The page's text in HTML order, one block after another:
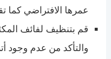
عمرها الافتراضي كما
قم بتنظيف لفائف
والتأكد من عدم وجود